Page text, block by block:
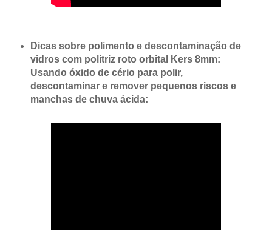
Dicas sobre polimento e descontaminação de
vidros com politriz roto orbital Kers 8mm:
Usando óxido de cério para polir,
descontaminar e remover pequenos riscos e
manchas de chuva ácida: